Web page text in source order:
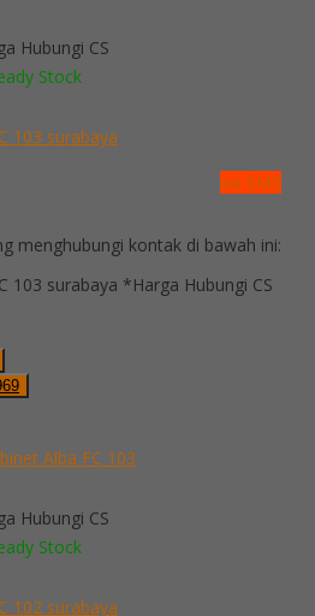
Hubungi CS
Stock
via SMS
menghubungi kontak di bawah ini:
*Harga Hubungi CS
Alba FC 103
Hubungi CS
Stock